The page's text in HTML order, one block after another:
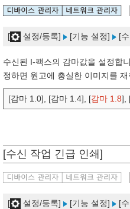
[ 설정/등록] [기능 설정] [
수신된 I-팩스의 감마값을 설정합
정하면 원고에 충실한 이미지를 재
[감마 1.0], [감마 1.4], [감마 1.8],
[수신 작업 긴급 인쇄]
[ 설정/등록] [기능 설정] [